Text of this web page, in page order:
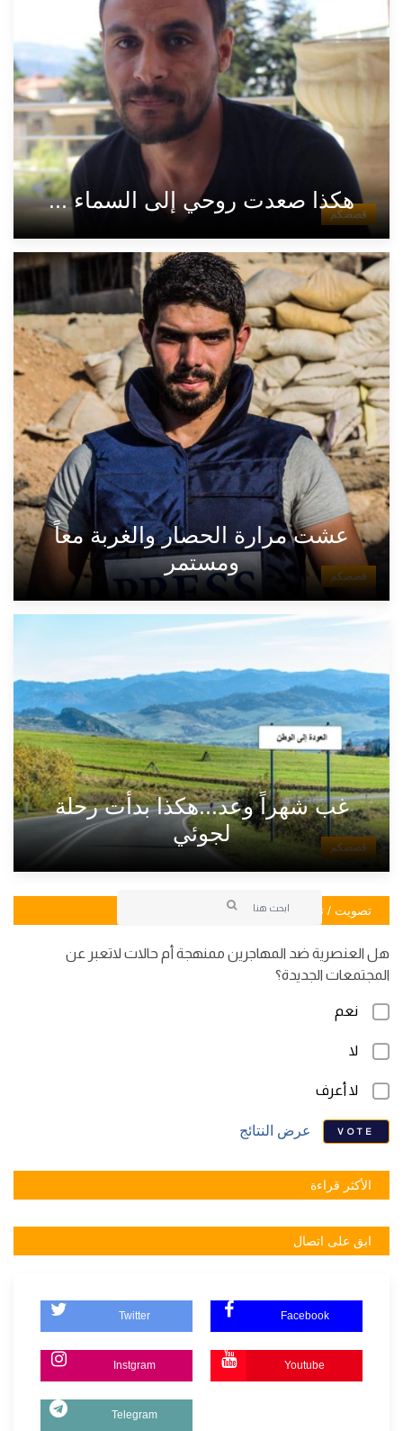
قصصكم
هكذا صعدت روحي إلى السماء ...
قصصكم
عشت مرارة الحصار والغربة معاً
ومستمر
قصصكم
غب شهراً وعد...هكذا بدأت رحلة
لجوئي
تصويت / تصويت
هل العنصرية ضد المهاجرين ممنهجة أم حالات لاتعبر عن
المجتمعات الجديدة؟
نعم
لا
لا أعرف
VOTE عرض النتائج
الأكثر قراءة
ابق على اتصال
Twitter Facebook
Instgram Youtube
Telegram